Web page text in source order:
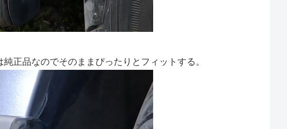
正品なのでそのままぴったりとフィットする。